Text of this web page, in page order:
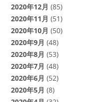
2020年12月 (85)
2020年11月 (51)
2020年10月 (50)
2020年9月 (48)
2020年8月 (53)
2020年7月 (48)
2020年6月 (52)
2020年5月 (8)